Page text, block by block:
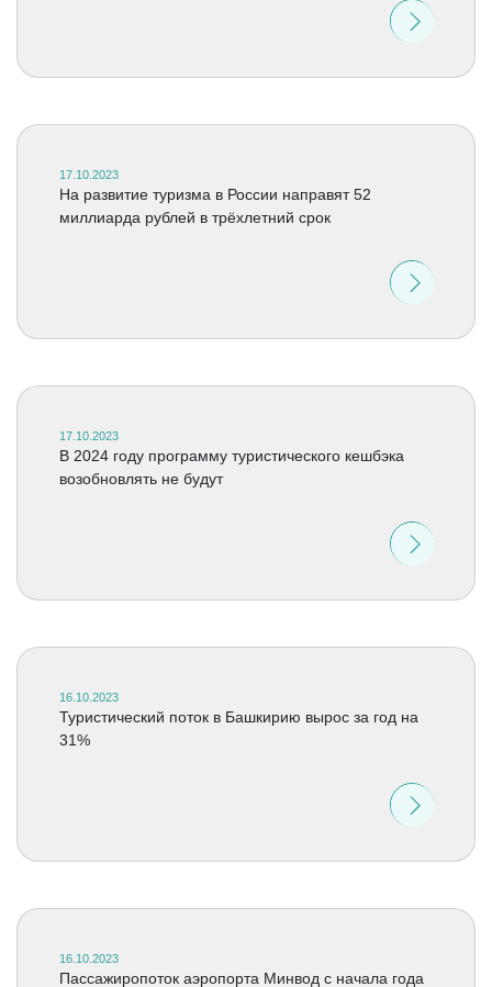
17.10.2023
На развитие туризма в России направят 52
миллиарда рублей в трёхлетний срок
17.10.2023
В 2024 году программу туристического кешбэка
возобновлять не будут
16.10.2023
Туристический поток в Башкирию вырос за год на
31%
16.10.2023
Пассажиропоток аэропорта Минвод с начала года